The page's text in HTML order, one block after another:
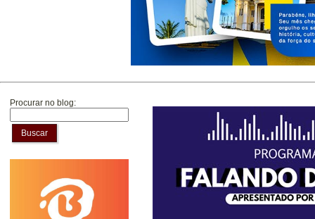
Procurar no blog:
Buscar